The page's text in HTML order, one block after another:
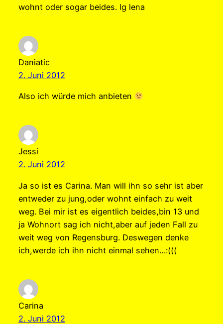
wohnt oder sogar beides. lg lena
Daniatic
2. Juni 2012
Also ich würde mich anbieten
Jessi
2. Juni 2012
Ja so ist es Carina. Man will ihn so sehr ist aber
entweder zu jung,oder wohnt einfach zu weit
weg. Bei mir ist es eigentlich beides,bin 13 und
ja Wohnort sag ich nicht,aber auf jeden Fall zu
weit weg von Regensburg. Deswegen denke
ich,werde ich ihn nicht einmal sehen…:(((
Carina
2. Juni 2012